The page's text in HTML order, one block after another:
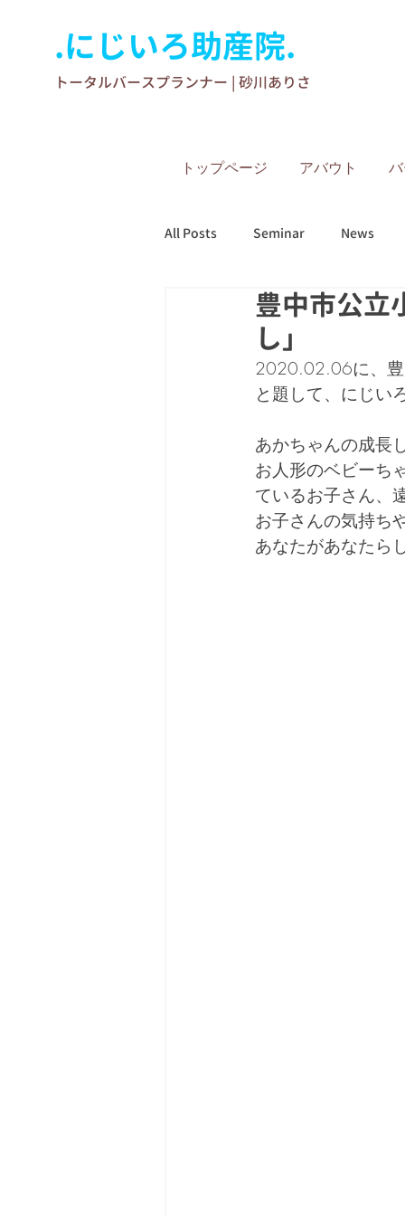
.にじいろ助産院.
​トータルバースプランナー | 砂川ありさ
トップページ アバウト
All Posts Seminar News
豊中市公
し」
2020.02.06に、豊
と題して、にじい
あかちゃんの成長
お人形のベビーち
ているお子さん、
お子さんの気持ち
あなたがあなたら